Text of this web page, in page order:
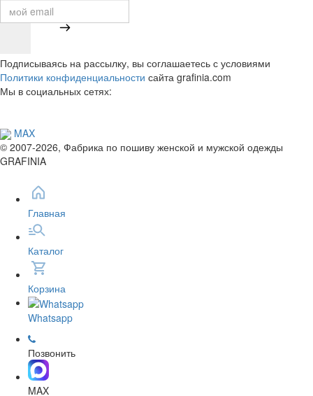
Подписываясь на рассылку, вы соглашаетесь с условиями
Политики конфиденциальности сайта grafinia.com
Мы в социальных сетях:
MAX
© 2007-2026, Фабрика по пошиву женской и мужской одежды
GRAFINIA
Главная
Каталог
Корзина
Whatsapp
Позвонить
MAX